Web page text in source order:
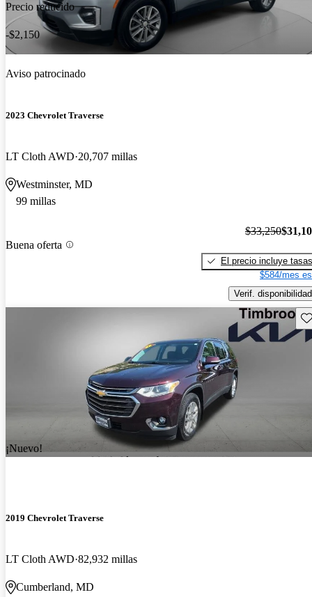
Precio reducido
-$2,150
Aviso patrocinado
2023 Chevrolet Traverse
LT Cloth AWD 20,707 millas
Westminster, MD
99 millas
Buena oferta
$33,250
El precio incluye tasas
$584/mes
Verif. disponibilidad
¡Nuevo!
2019 Chevrolet Traverse
LT Cloth AWD 82,932 millas
Cumberland, MD